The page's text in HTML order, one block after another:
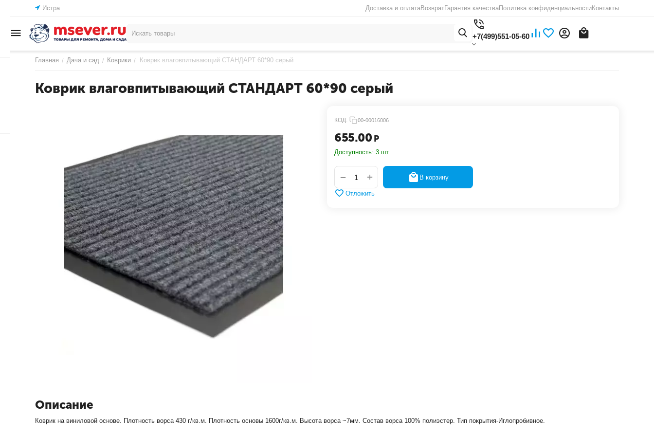
Истра Доставка и оплатаВозвратГарантия качестваПолитика конфиденциальностиКонтакты
+7(499)551-05-60
Главная / Дача и сад / Коврики / Коврик влаговпитывающий СТАНДАРТ 60*90 серый
Коврик влаговпитывающий СТАНДАРТ 60*90 серый
КОД: 00-00016006
655.00 Р
Доступность: 3 шт.
+
− В корзину
Отложить
Описание
Коврик на виниловой основе. Плотность ворса 430 г/кв.м. Плотность основы 1600г/кв.м. Высота ворса ~7мм. Состав ворса 100% полиэстер. Тип покрытия-Иглопробивное.